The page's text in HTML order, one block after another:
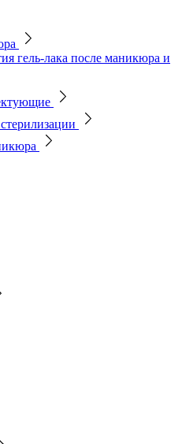
гель-лака после маникюра и